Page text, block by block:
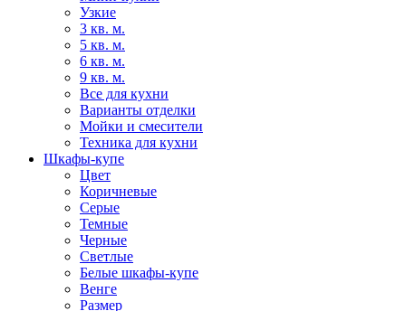
Узкие
3 кв. м.
5 кв. м.
6 кв. м.
9 кв. м.
Все для кухни
Варианты отделки
Мойки и смесители
Техника для кухни
Шкафы-купе
Цвет
Коричневые
Серые
Темные
Черные
Светлые
Белые шкафы-купе
Венге
Размер